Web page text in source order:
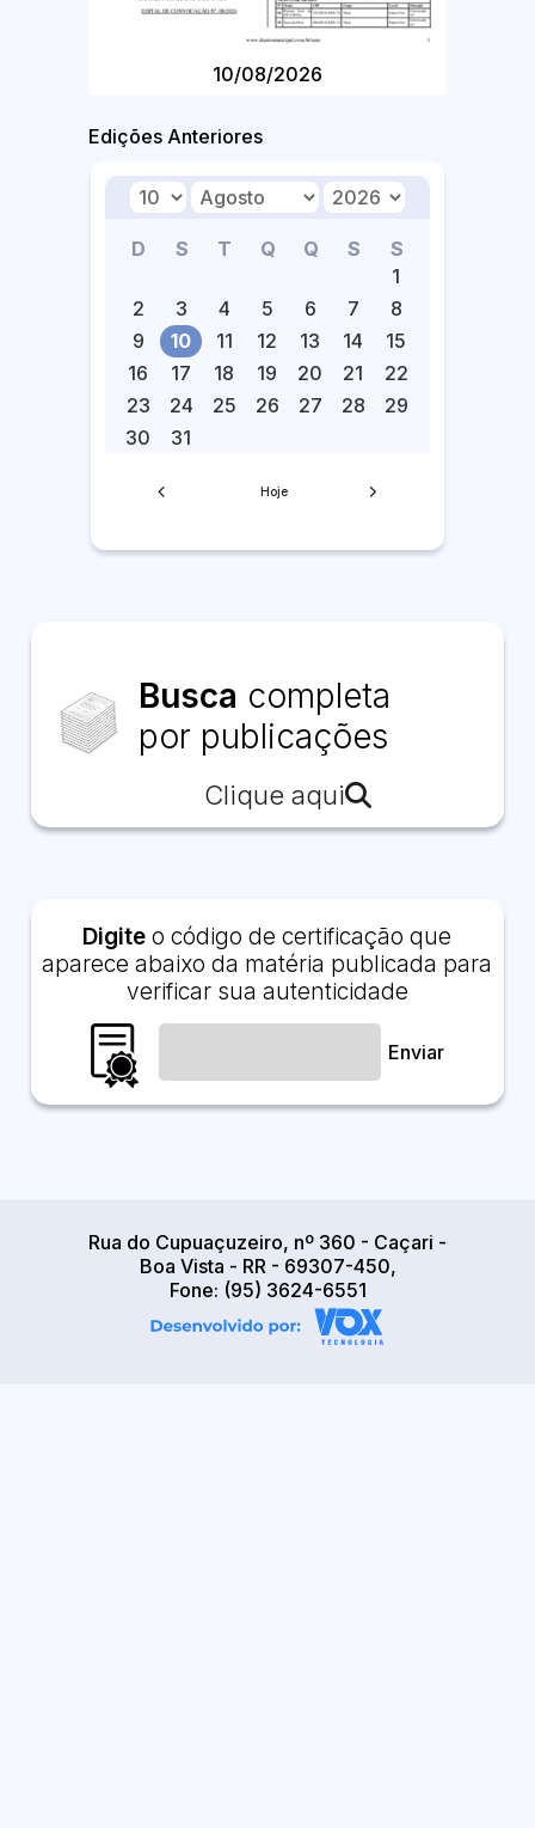
Busca completa
por publicações
Clique aqui
Digite o código de certificação que
aparece abaixo da matéria publicada para
verificar sua autenticidade
Enviar
10/08/2026
Edições Anteriores
D S T Q Q S
S
1
2
3 4 5 6 7
8
9
10 11 12 13 14
15
16
17 18 19 20 21
22
23
24 25 26 27 28
29
30
31
Hoje
Rua do Cupuaçuzeiro, nº 360 - Caçari -
Boa Vista - RR - 69307-450,
Fone: (95) 3624-6551